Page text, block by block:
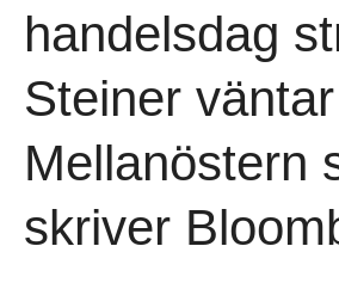
handelsdag
Steiner
Mellanöstern
skriver